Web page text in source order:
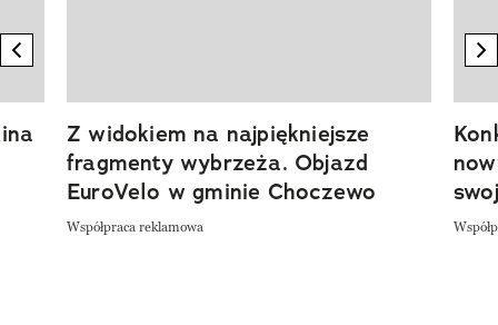
previous element
Z widokiem na najpiękniejsze
fragmenty wybrzeża. Objazd
EuroVelo w gminie Choczewo
Współpraca reklamowa